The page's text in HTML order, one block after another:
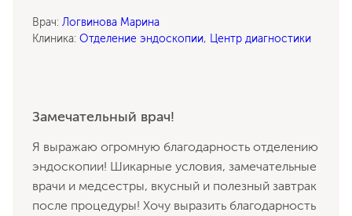
Врач: Логвинова Марина
Клиника: Отделение эндоскопии, Центр диагностики
Замечательный врач!
Я выражаю огромную благодарность отделению
эндоскопии! Шикарные условия, замечательные
врачи и медсестры, вкусный и полезный завтрак
после процедуры! Хочу выразить благодарность